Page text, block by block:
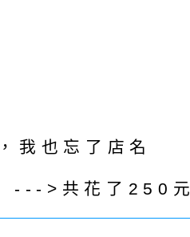
我也忘了店名
--->共花了250元